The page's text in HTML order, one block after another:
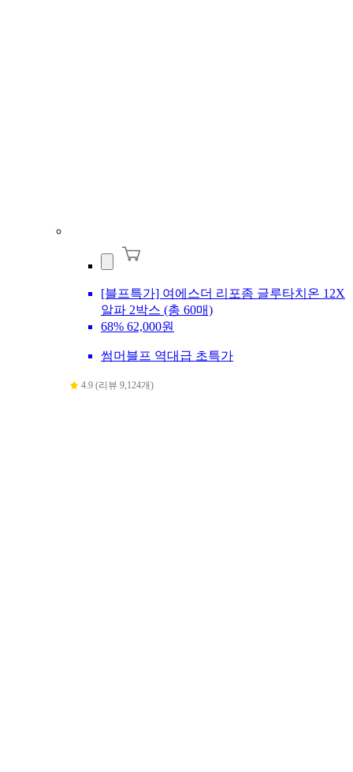
[블프특가] 여에스더 리포좀 글루타치온 12X
알파 2박스 (총 60매)
68% 62,000원
썸머블프 역대급 초특가
4.9 (리뷰 9,124개)